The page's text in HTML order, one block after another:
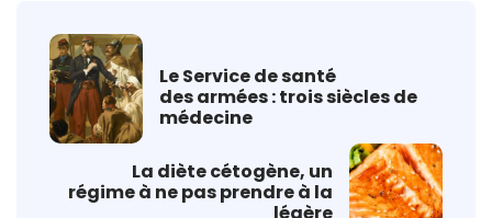
Le Service de santé
des armées : trois siècles de
médecine
La diète cétogène, un
régime à ne pas prendre à la